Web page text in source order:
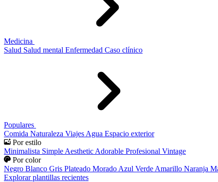
Medicina
Salud Salud mental Enfermedad Caso clínico
Populares
Comida Naturaleza Viajes Agua Espacio exterior
Por estilo
Minimalista Simple Aesthetic Adorable Profesional Vintage
Por color
Negro Blanco Gris Plateado Morado Azul Verde Amarillo Naranja
Explorar plantillas recientes